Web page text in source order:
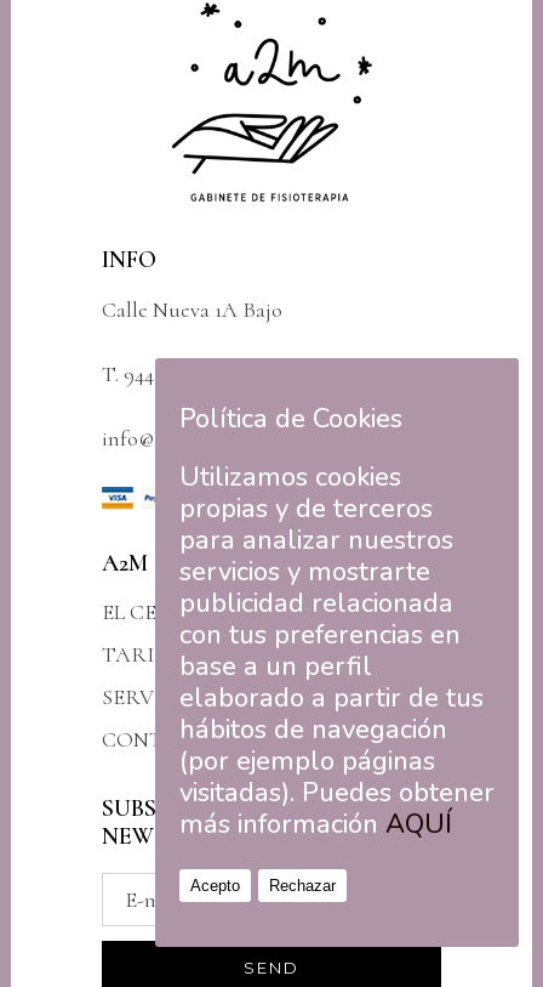
INFO
Calle Nueva 1A Bajo
T. 944 79 03 00
info@a2mfisioterapia.com
A2M
EL CENTRO
TARIFAS
SERVICIOS
CONTACTO
SUBSCRÍBETE A NUESTRA
NEWSLETTER
Política de Cookies
Utilizamos cookies
propias y de terceros
para analizar nuestros
servicios y mostrarte
publicidad relacionada
con tus preferencias en
base a un perfil
elaborado a partir de tus
hábitos de navegación
(por ejemplo páginas
visitadas). Puedes obtener
más información AQUÍ
Acepto Rechazar